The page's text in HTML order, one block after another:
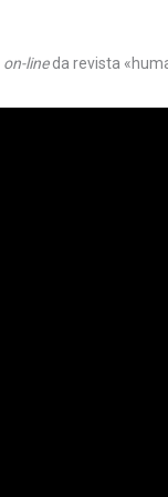
on-lineda revista